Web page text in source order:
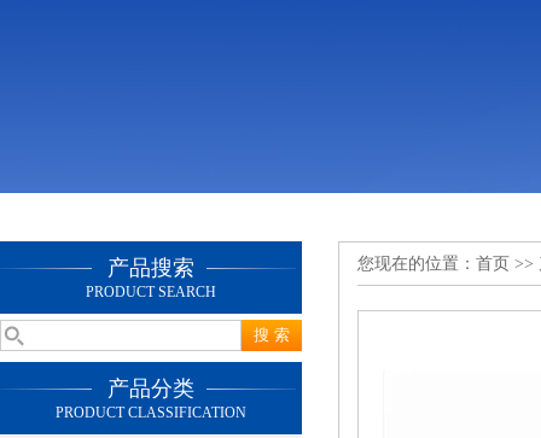
产品搜索
PRODUCT SEARCH
产品分类
PRODUCT CLASSIFICATION
您现在的位置： 首页 >>